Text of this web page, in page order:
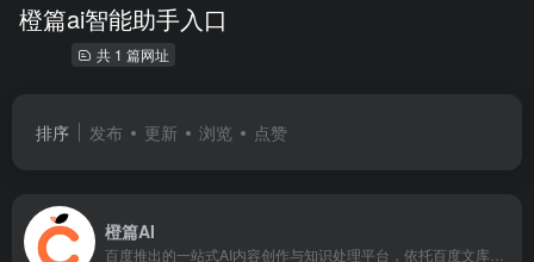
橙篇ai智能助手入口
共 1 篇网址
排序 发布 更新 浏览 点赞
橙篇AI